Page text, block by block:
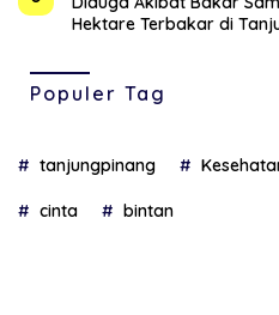
Hektare Terbakar di
Populer Tag
tanjungpinang
cinta bintan